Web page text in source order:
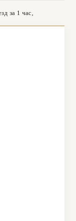
за 1 час,